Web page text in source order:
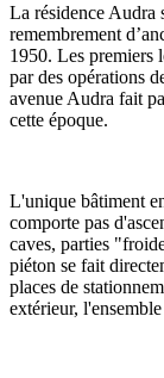
La résidence Audra
remembrement
1950. Les premiers
par des opérations
avenue Audra fait
cette époque.
L'unique bâtiment
comporte pas
caves, parties
piéton se fait
places de
extérieur,